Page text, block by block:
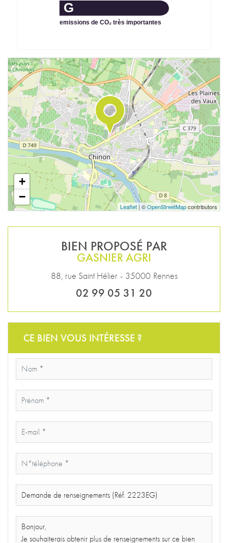
G
emissions de CO₂ très importantes
+
−
Leaflet| ©OpenStreetMapcontributors
BIEN PROPOSÉ PAR
GASNIER AGRI
88, rue Saint Hélier - 35000 Rennes
02 99 05 31 20
CE BIEN VOUS INTÉRESSE ?